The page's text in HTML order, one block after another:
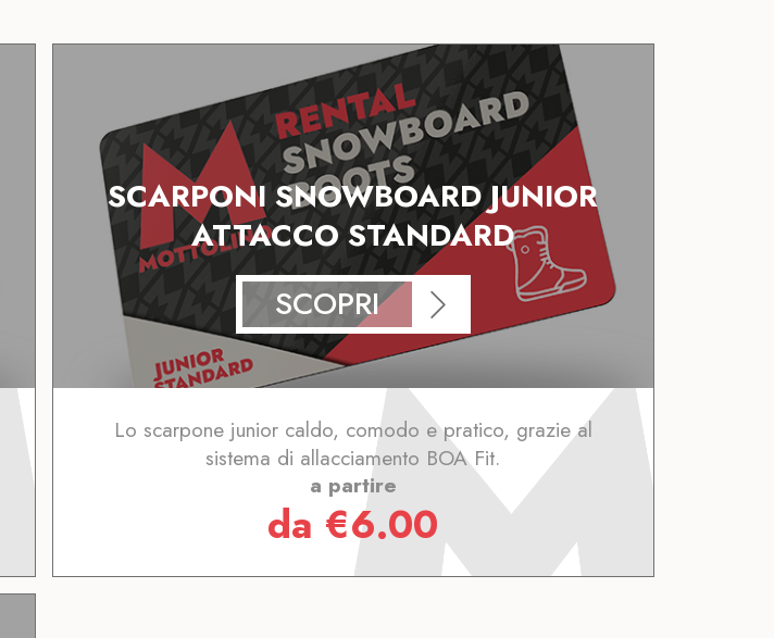
SCARPONI SNOWBOARD JUNIOR
ATTACCO STANDARD
SCOPRI
Lo scarpone junior caldo, comodo e pratico, grazie al
sistema di allacciamento BOA Fit.
a partire
da €6.00